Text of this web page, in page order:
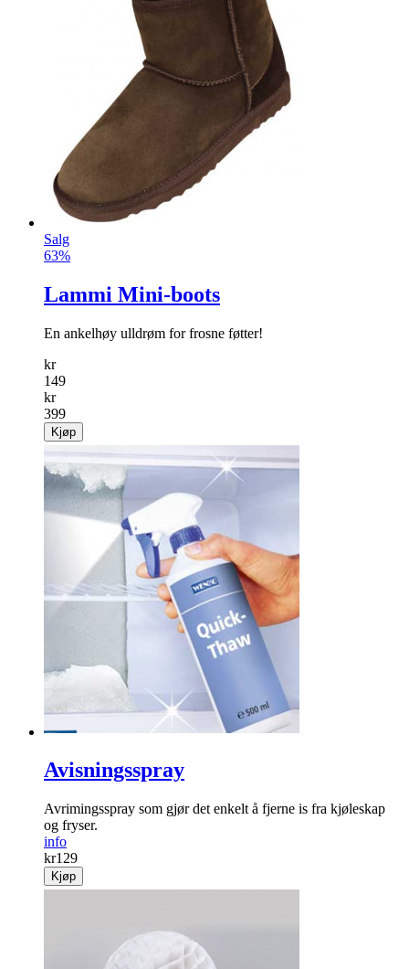
Salg
63%
Lammi Mini-boots
En ankelhøy ulldrøm for frosne føtter!
kr
149
kr
399
Kjøp
Avisningsspray
Avrimingsspray som gjør det enkelt å fjerne is fra kjøleskap
og fryser.
info
kr129
Kjøp